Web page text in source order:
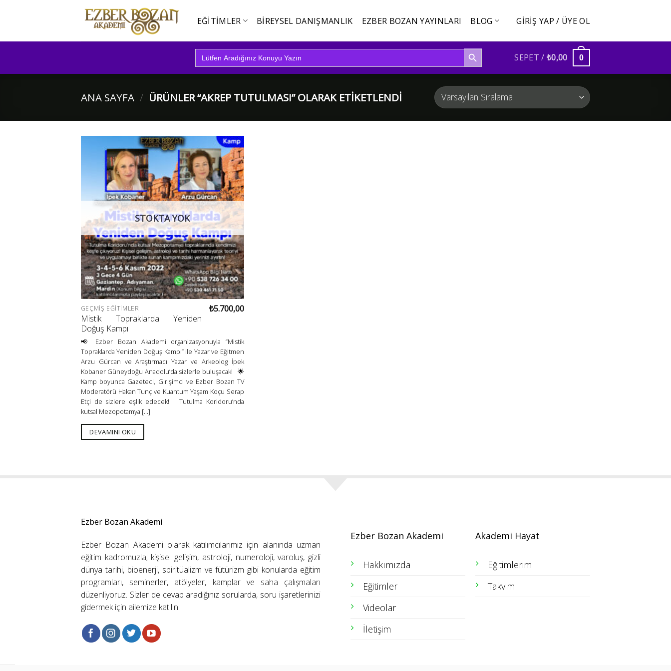
EĞITIMLER BIREYSEL DANIŞMANLIK EZBER BOZAN YAYINLARI BLOG GIRIŞ YAP / ÜYE OL
Search
for:
SEARCH BUTTON
SEPET / ₺0,00 0
ANA SAYFA / ÜRÜNLER “AKREP TUTULMASI” OLARAK ETIKETLENDI
STOKTA YOK
GEÇMIŞ EĞITIMLER
Mistik Topraklarda Yeniden
Doğuş Kampı
₺5.700,00
📢 Ezber Bozan Akademi organizasyonuyla “Mistik
Topraklarda Yeniden Doğuş Kampı” ile Yazar ve Eğitmen
Arzu Gürcan ve Araştırmacı Yazar ve Arkeolog İpek
Kobaner Güneydoğu Anadolu’da sizlerle buluşacak! 🌟
Kamp boyunca Gazeteci, Girişimci ve Ezber Bozan TV
Moderatörü Hakan Tunç ve Kuantum Yaşam Koçu Serap
Etçi de sizlere eşlik edecek! Tutulma Koridoru’nda
kutsal Mezopotamya [...]
DEVAMINI OKU
Ezber Bozan Akademi
Ezber Bozan Akademi olarak katılımcılarımız için alanında uzman
eğitim kadromuzla; kişisel gelişim, astroloji, numeroloji, varoluş, gizli
dünya tarihi, bioenerji, spiritüalizm ve fütürizm gibi konularda eğitim
programları, seminerler, atölyeler, kamplar ve saha çalışmaları
düzenliyoruz. Sizler de cevap aradığınız sorularda, soru işaretlerinizi
gidermek için ailemize katılın.
Ezber Bozan Akademi
Hakkımızda
Eğitimler
Videolar
İletişim
Akademi Hayat
Eğitimlerim
Takvim